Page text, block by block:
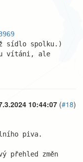
sídlo spolku.)
vítáni, ale
10:44:07 (#18)
piva.
přehled změn